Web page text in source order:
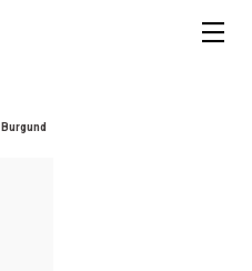
Burgund